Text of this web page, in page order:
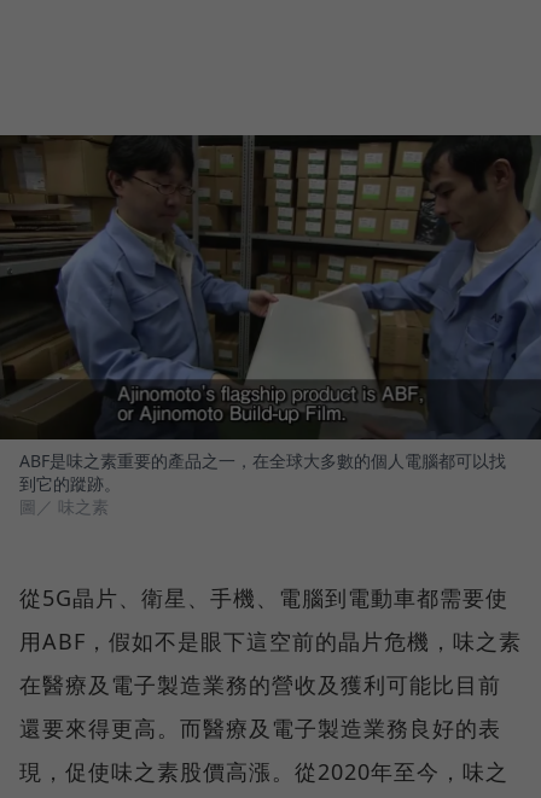
ABF是味之素重要的產品之一，在全球大多數的個人電腦都可以找
到它的蹤跡。
圖／ 味之素
從5G晶片、衛星、手機、電腦到電動車都需要使
用ABF，假如不是眼下這空前的晶片危機，味之素
在醫療及電子製造業務的營收及獲利可能比目前
還要來得更高。而醫療及電子製造業務良好的表
現，促使味之素股價高漲。從2020年至今，味之